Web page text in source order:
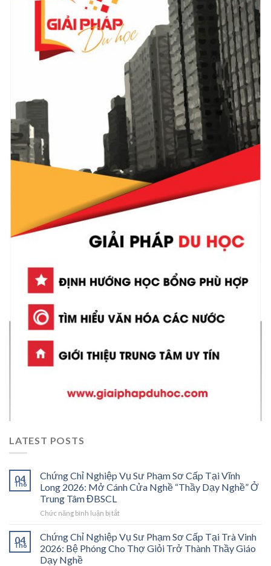
LATEST POSTS
04
Th6
Chứng Chỉ Nghiệp Vụ Sư Phạm Sơ Cấp Tại Vĩnh
Long 2026: Mở Cánh Cửa Nghề “Thầy Dạy Nghề” Ở
Trung Tâm ĐBSCL
Chức năng bình luận bị tắtở
Chỉ
Nghiệp
Vụ
04
Th6
Chứng Chỉ Nghiệp Vụ Sư Phạm Sơ Cấp Tại Trà Vinh
2026: Bệ Phóng Cho Thợ Giỏi Trở Thành Thầy Giáo
Dạy Nghề